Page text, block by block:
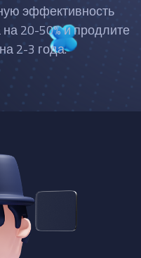
эффективность
20-50% и продлите
2-3 года.